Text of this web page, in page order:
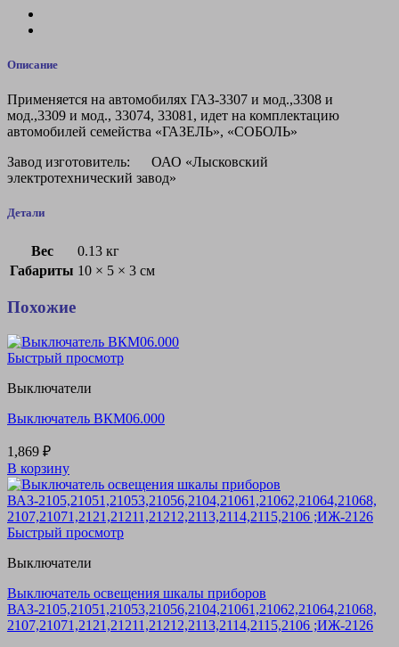
Описание
Применяется на автомобилях ГАЗ-3307 и мод.,3308 и
мод.,3309 и мод., 33074, 33081, идет на комплектацию
автомобилей семейства «ГАЗЕЛЬ», «СОБОЛЬ»
Завод изготовитель: ОАО «Лысковский
электротехнический завод»
Детали
Вес
0.13 кг
Габариты 10 × 5 × 3 см
Похожие
Быстрый просмотр
Выключатели
Выключатель ВКМ06.000
1,869 ₽
В корзину
Быстрый просмотр
Выключатели
Выключатель освещения шкалы приборов
ВАЗ-2105,21051,21053,21056,2104,21061,21062,21064,21068,
2107,21071,2121,21211,21212,2113,2114,2115,2106 ;ИЖ-2126